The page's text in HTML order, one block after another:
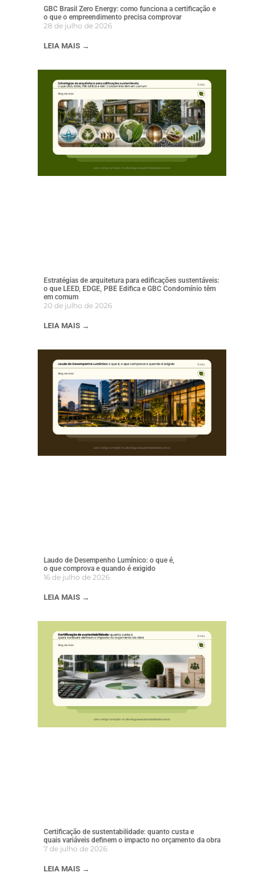
GBC Brasil Zero Energy: como funciona a certificação e
o que o empreendimento precisa comprovar
28 de julho de 2026
LEIA MAIS →
Estratégias de arquitetura para edificações sustentáveis:
o que LEED, EDGE, PBE Edifica e GBC Condomínio têm
em comum
20 de julho de 2026
LEIA MAIS →
Laudo de Desempenho Lumínico: o que é,
o que comprova e quando é exigido
16 de julho de 2026
LEIA MAIS →
Certificação de sustentabilidade: quanto custa e
quais variáveis definem o impacto no orçamento da obra
7 de julho de 2026
LEIA MAIS →